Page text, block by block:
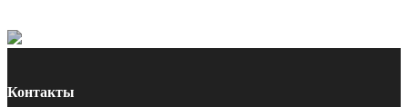
Контакты